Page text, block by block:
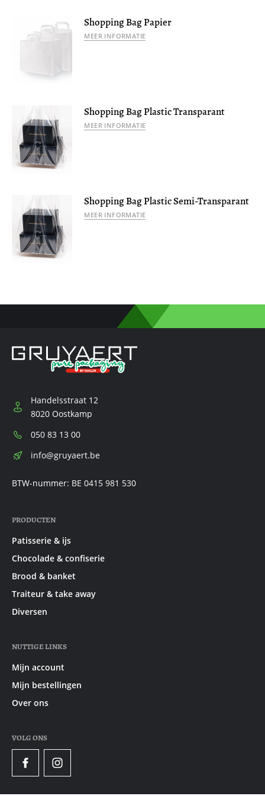
Shopping Bag Papier
MEER INFORMATIE
Shopping Bag Plastic Transparant
MEER INFORMATIE
Shopping Bag Plastic Semi-Transparant
MEER INFORMATIE
Handelsstraat 12
8020 Oostkamp
Telefoon:
050 83 13 00
E-
info@gruyaert.be
BTW-nummer: BE 0415 981 530
PRODUCTEN
Patisserie & ijs
Chocolade & confiserie
Brood & banket
Traiteur & take away
Diversen
NUTTIGE LINKS
Mijn account
Mijn bestellingen
Over ons
VOLG ONS
FacebookInstagram